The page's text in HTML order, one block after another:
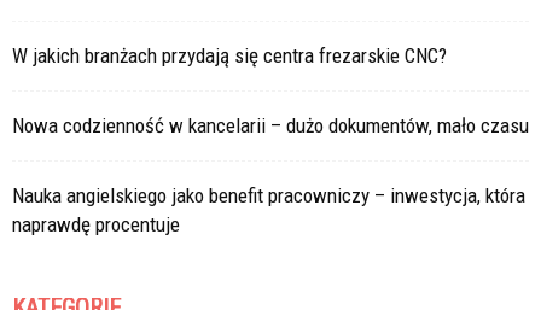
W jakich branżach przydają się centra frezarskie CNC?
Nowa codzienność w kancelarii – dużo dokumentów, mało czasu
Nauka angielskiego jako benefit pracowniczy – inwestycja, która
naprawdę procentuje